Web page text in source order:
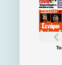
Τα